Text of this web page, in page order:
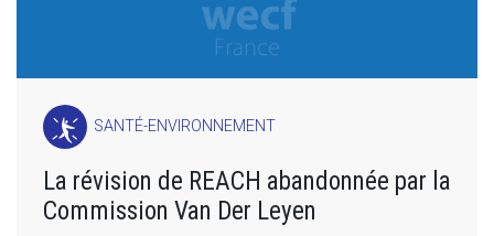
SANTÉ-ENVIRONNEMENT
La révision de REACH abandonnée par la
Commission Van Der Leyen